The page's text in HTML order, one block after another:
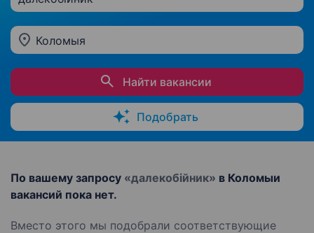
Коломыя
Найти вакансии
Подобрать
По вашему запросу «далекобійник» в Коломыи
вакансий пока нет.
Вместо этого мы подобрали соответствующие